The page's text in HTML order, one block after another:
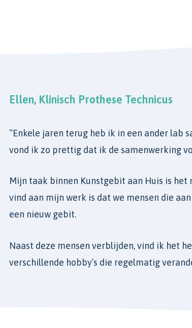
Ellen, Klinisch Prothese Technicus
“Enkele jaren terug heb ik in een ander lab
vond ik zo prettig dat ik de samenwerking
Mijn taak binnen Kunstgebit aan Huis is
vind aan mijn werk is dat we mensen die
een nieuw gebit.
Naast deze mensen verblijden, vind ik het
verschillende hobby’s die regelmatig